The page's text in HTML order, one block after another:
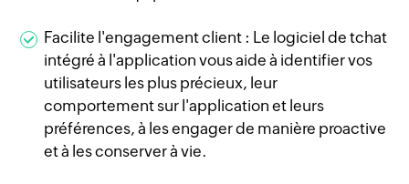
Facilite l'engagement client : Le logiciel de tchat
intégré à l'application vous aide à identifier vos
utilisateurs les plus précieux, leur
comportement sur l'application et leurs
préférences, à les engager de manière proactive
et à les conserver à vie.